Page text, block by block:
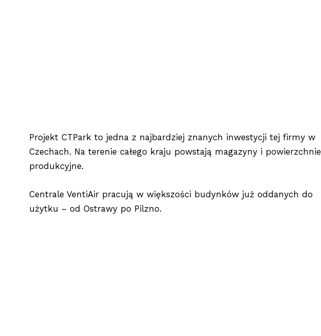
Projekt CTPark to jedna z najbardziej znanych inwestycji tej firmy w
Czechach. Na terenie całego kraju powstają magazyny i powierzchnie
produkcyjne.
Centrale VentiAir pracują w większości budynków już oddanych do
użytku – od Ostrawy po Pilzno.